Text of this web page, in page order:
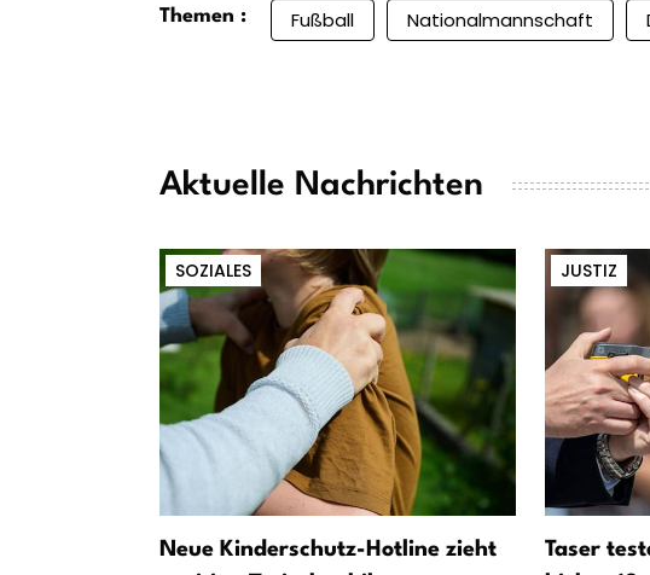
Themen : Fußball Nationalmannschaft
Aktuelle Nachrichten
SOZIALES
Neue Kinderschutz-Hotline zieht
JUSTIZ
Taser